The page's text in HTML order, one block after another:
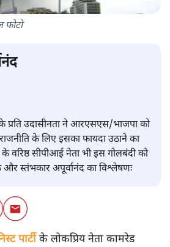
के प्रति उदासीनता ने आरएसएस/भाजपा को
के लिए इसका फायदा उठाने का
के वरिष्ठ सीपीआई नेता भी इस गोलबंदी को
स्तंभकार अपूर्वानंद का विश्लेषणः
पार्टीके लोकप्रिय नेता कामरेड